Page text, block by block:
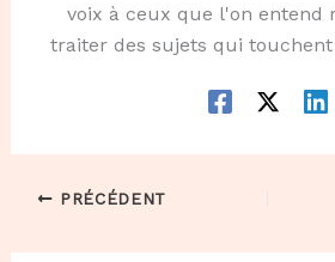
voix à ceux que l'on entend
traiter des sujets qui
PRÉCÉDENT